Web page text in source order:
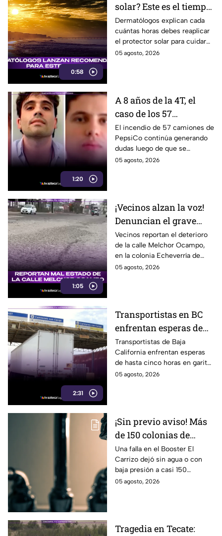
0:58
solar? Este es el tiempo
exacto para volver a
aplicarlo
Dermatólogos explican cada
cuántas horas debes reaplicar
el protector solar para cuidar
tu piel y reducir los daños del
05 agosto, 2026
1:20
A 8 años de la 4T, el
caso de los 57
camiones de PepsiCo
incendiados sigue sin
responsables detenidos
El incendio de 57 camiones de
PepsiCo continúa generando
dudas luego de que se
atribuyera a una persona con
05 agosto, 2026
1:05
¡Vecinos alzan la voz!
Denuncian el grave
estado de una calle en
Playas de Rosarito
Vecinos reportan el deterioro
de la calle Melchor Ocampo,
en la colonia Echeverría de
Playas de Rosarito, y piden una
05 agosto, 2026
2:31
Transportistas en BC
enfrentan esperas de
hasta 5 horas en
garitas de Tijuana;
advierten impacto
económico
Transportistas de Baja
California enfrentan esperas
de hasta cinco horas en garitas
de Tijuana, afectando el
05 agosto, 2026
¡Sin previo aviso! Más
de 150 colonias de
Tijuana se quedan sin
agua por falla en
sistema de bombeo;
lista completa
Una falla en el Booster El
Carrizo dejó sin agua o con
baja presión a casi 150
colonias de Tijuana este
05 agosto, 2026
Tragedia en Tecate: